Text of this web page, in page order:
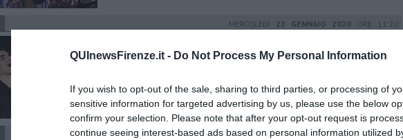
QUInewsFirenze.it - Do Not Process My Personal Information
If you wish to opt-out of the sale, sharing to third parties, or processing of
sensitive information for targeted advertising by us, please use the below
confirm your selection. Please note that after your opt-out request is
continue seeing interest-based ads based on personal information utilized
MERCOLEDÌ 22 GENNAIO 2020 ORE 11:20
Il 21 Febbraio esce il nuovo disco di inediti di Piero Pelù: "Pugili Fragili" che
VENERDÌ14 FEBBRAIO 2020ORE 15:11